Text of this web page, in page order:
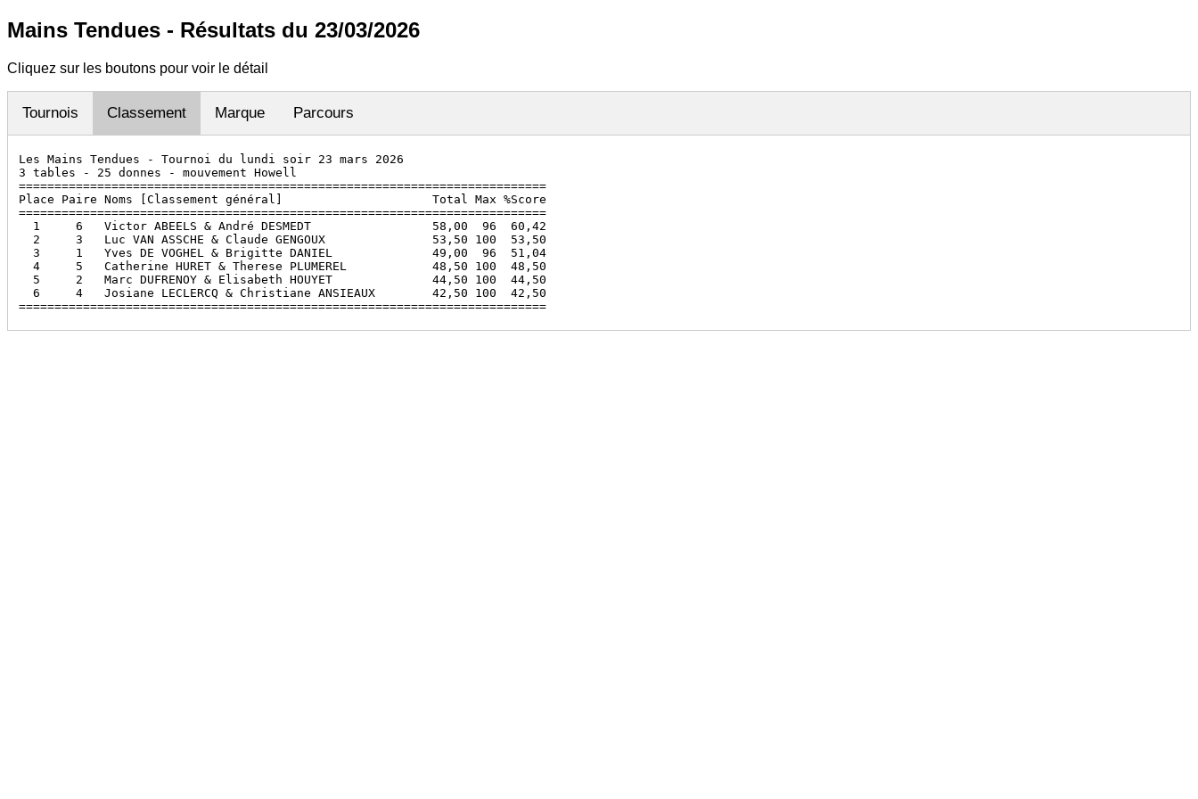
Mains Tendues - Résultats du 23/03/2026
Cliquez sur les boutons pour voir le détail
Tournois Classement Marque Parcours
Les Mains Tendues - Tournoi du lundi soir 23 mars 2026
3 tables - 25 donnes - mouvement Howell
==========================================================================
Place Paire Noms [Classement général]                     Total Max %Score
==========================================================================
  1     6   Victor ABEELS & André DESMEDT                 58,00  96  60,42
  2     3   Luc VAN ASSCHE & Claude GENGOUX               53,50 100  53,50
  3     1   Yves DE VOGHEL & Brigitte DANIEL              49,00  96  51,04
  4     5   Catherine HURET & Therese PLUMEREL            48,50 100  48,50
  5     2   Marc DUFRENOY & Elisabeth HOUYET              44,50 100  44,50
  6     4   Josiane LECLERCQ & Christiane ANSIEAUX        42,50 100  42,50